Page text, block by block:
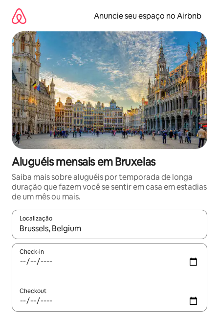
para
conteúdo
Anuncie seu espaço no Airbnb
Aluguéis mensais em Bruxelas
Saiba mais sobre aluguéis por temporada de longa
duração que fazem você se sentir em casa em estadias
de um mês ou mais.
Localização
Quando os resultados estiverem disponíveis, explore-os
Check-in
Checkout